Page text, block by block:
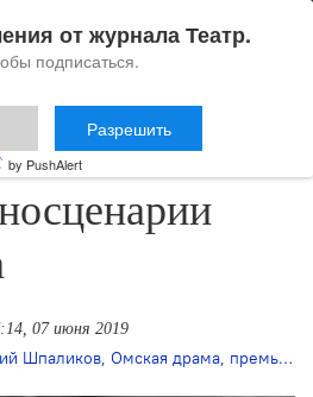
поставит
07 июня 2019
Шпаликов, Омская драма, премьера
от журнала Театр.
подписаться.
Разрешить
by PushAlert